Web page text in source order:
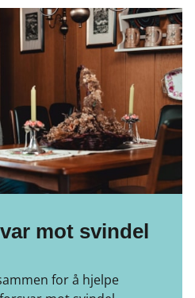
mot svindel
for å hjelpe